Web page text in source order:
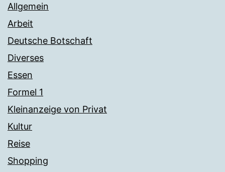
Allgemein
Arbeit
Deutsche Botschaft
Diverses
Essen
Formel 1
Kleinanzeige von Privat
Kultur
Reise
Shopping